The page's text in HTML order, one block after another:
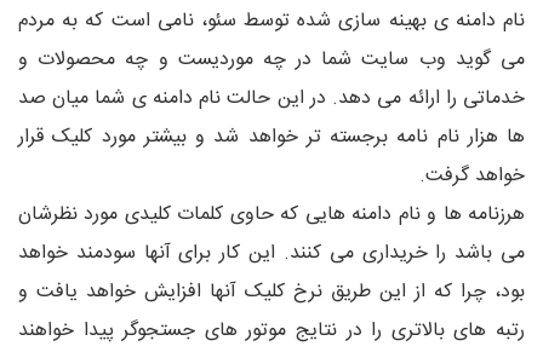
نام دامنه ی بهینه سازی شده توسط سئو، نامی است که به مردم
می گوید وب سایت شما در چه موردیست و چه محصولات و
خدماتی را ارائه می دهد. در این حالت نام دامنه ی شما میان صد
ها هزار نام نامه برجسته تر خواهد شد و بیشتر مورد کلیک قرار
خواهد گرفت.
هرزنامه ها و نام دامنه هایی که حاوی کلمات کلیدی مورد نظرشان
می باشد را خریداری می کنند. این کار برای آنها سودمند خواهد
بود، چرا که از این طریق نرخ کلیک آنها افزایش خواهد یافت و
رتبه های بالاتری را در نتایج موتور های جستجوگر پیدا خواهند